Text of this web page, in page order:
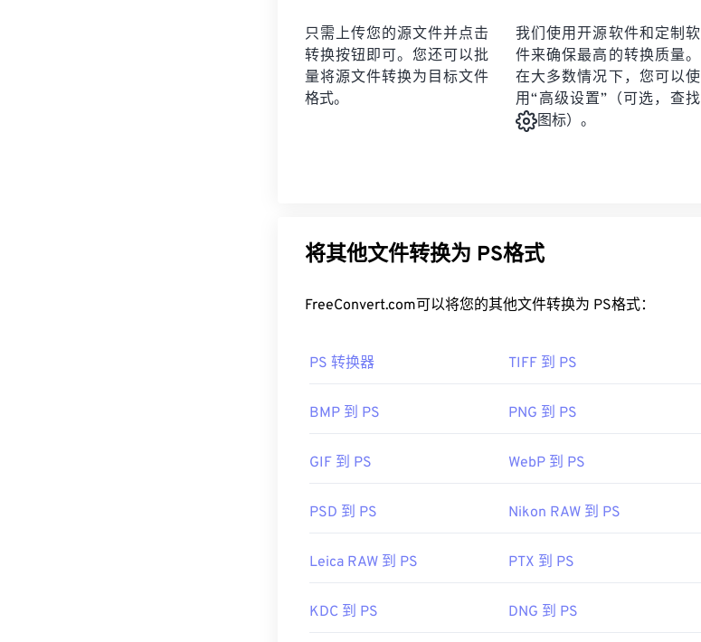
只需上传您的源文件并点击
转换按钮即可。您还可以批
量将源文件转换为目标文件
格式。
我们使用开源软件和定制软
件来确保最高的转换质量。
在大多数情况下，您可以使
用“高级设置”（可选，查找
图标）。
将其他文件转换为 PS格式
FreeConvert.com可以将您的其他文件转换为 PS格式：
PS 转换器 TIFF 到 PS
BMP 到 PS PNG 到 PS
GIF 到 PS WebP 到 PS
PSD 到 PS Nikon RAW 到 PS
Leica RAW 到 PS PTX 到 PS
KDC 到 PS DNG 到 PS